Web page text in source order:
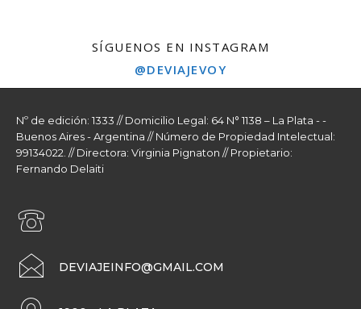
SÍGUENOS EN INSTAGRAM
@DEVIAJEVOY
Nº de edición: 1333 // Domicilio Legal: 64 N° 1138 – La Plata - -
Buenos Aires - Argentina // Número de Propiedad Intelectual:
99134022. // Directora: Virginia Pignaton // Propietario:
Fernando Delaiti
DEVIAJEINFO@GMAIL.COM